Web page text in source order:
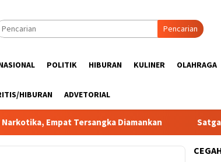
Pencarian
POLITIK HIBURAN KULINER OLAHRAGA
HIBURAN ADVETORIAL
Tersangka Diamankan Satgas PRR Pacu